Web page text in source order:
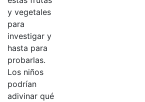
y vegetales
para
investigar y
hasta para
probarlas.
Los niños
podrían
adivinar qué